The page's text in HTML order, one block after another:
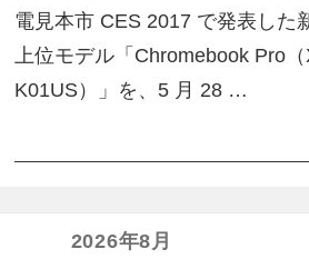
電見本市 CES 2017 で発表した
上位モデル「Chromebook Pro
K01US）」を、5 月 28 …
2026年8月